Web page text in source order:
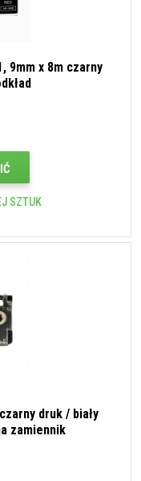
9mm x 8m czarny
SZTUK
druk / biały
zamiennik